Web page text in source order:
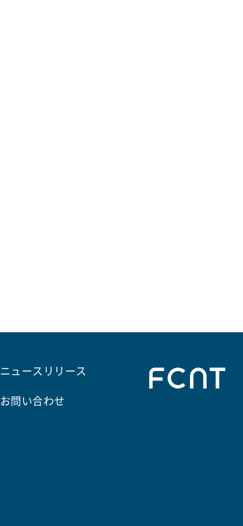
ニュースリリース
お問い合わせ